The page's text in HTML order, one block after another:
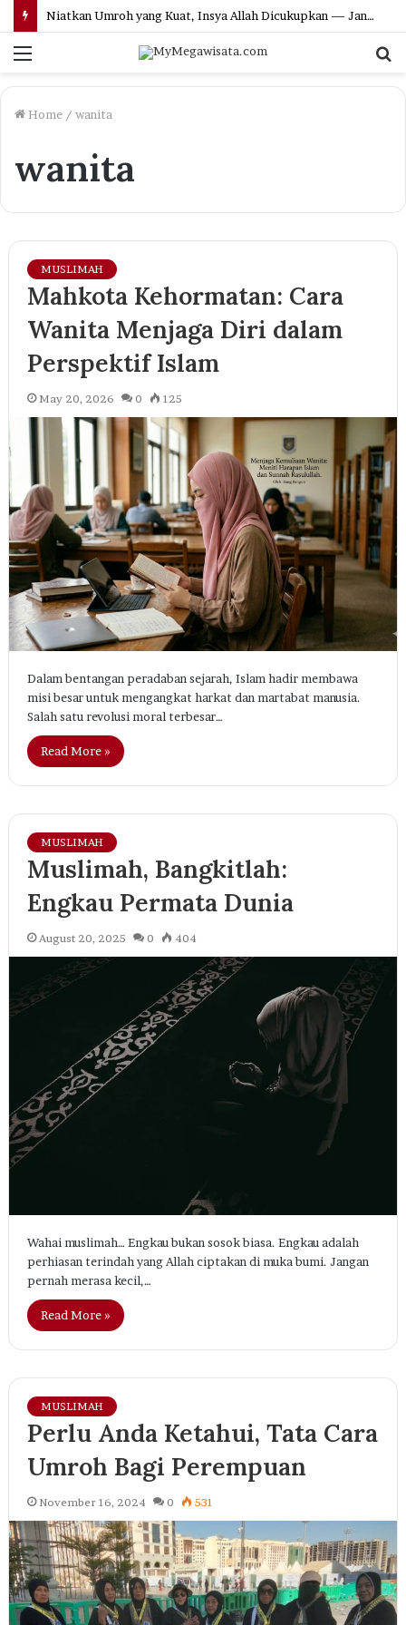
Niatkan Umroh yang Kuat, Insya Allah Dicukupkan — Jangan Ragu Lagi Menuju Baitullah!
Menu
Home / wanita
wanita
MUSLIMAH
Mahkota Kehormatan: Cara
Wanita Menjaga Diri dalam
Perspektif Islam
May 20, 2026 0 125
Dalam bentangan peradaban sejarah, Islam hadir membawa
misi besar untuk mengangkat harkat dan martabat manusia.
Salah satu revolusi moral terbesar…
Read More »
MUSLIMAH
Muslimah, Bangkitlah:
Engkau Permata Dunia
August 20, 2025 0 404
Wahai muslimah… Engkau bukan sosok biasa. Engkau adalah
perhiasan terindah yang Allah ciptakan di muka bumi. Jangan
pernah merasa kecil,…
Read More »
MUSLIMAH
Perlu Anda Ketahui, Tata Cara
Umroh Bagi Perempuan
November 16, 2024 0 531